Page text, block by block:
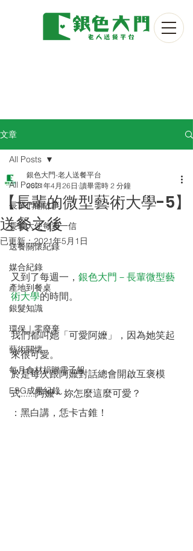
文章
All Posts
長輩們的故事
長輩大使每週一信
送餐關懷紀錄
媒合紀錄
產地到餐桌
銀髮知識
環保｜零廢棄
藝術關懷
每月食材捐贈電子報
ESG成果紀錄
All Posts
【長輩的微型藝術大學-5】
送餐之後
銀色大門-老人送餐平台
2021年4月26日 讀畢需時 2 分鐘
已更新：2021年5月1日
又到了每週一， 銀色大門－長輩微型藝
術大學的時間。
我們都叫她「可愛阿嬤」，因為她笑起
來很可愛。
於是每次跟阿嬤對話總會開啟互褒模
式......阿嬤～妳怎麼這麼可愛？
：黑白講，恁卡古錐！